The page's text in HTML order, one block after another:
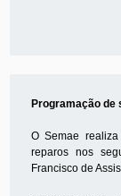
Programação de
O Semae
reparos nos
Francisco de